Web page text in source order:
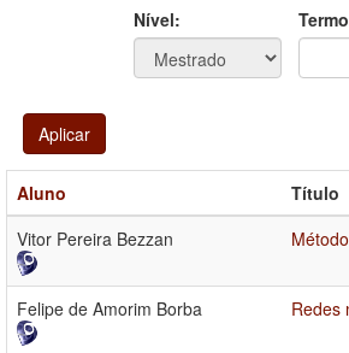
Nível:
Aplicar
Aluno
Título
Vitor Pereira Bezzan
Felipe de Amorim Borba Redes